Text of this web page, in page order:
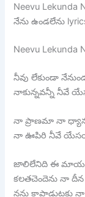
Neevu Lekunda
నేను ఉండలేను
Neevu Lekunda
నీవు లేకుండా
నాకున్నవన్నీ నీవే
నా ప్రాణమా నా
నా ఊపిరి నీవే
జాలిలేనిది ఈ
కలతచెందెను నా
నను కాపాడుటకు